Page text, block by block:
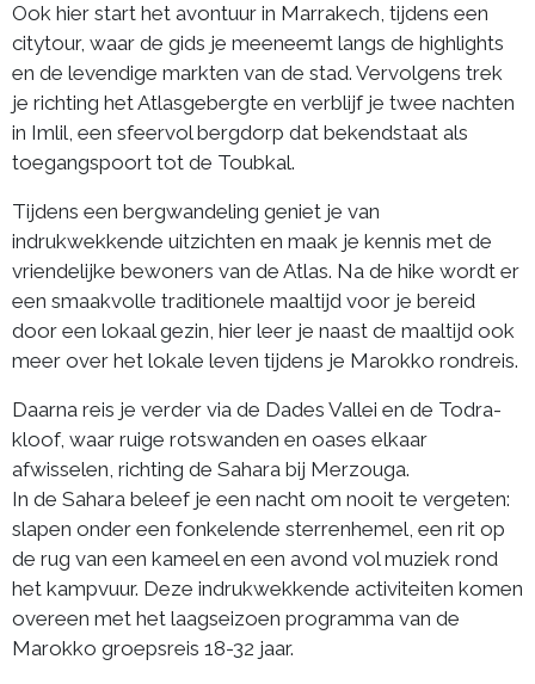
Ook hier start het avontuur in Marrakech, tijdens een
citytour, waar de gids je meeneemt langs de highlights
en de levendige markten van de stad. Vervolgens trek
je richting het Atlasgebergte en verblijf je twee nachten
in Imlil, een sfeervol bergdorp dat bekendstaat als
toegangspoort tot de Toubkal.
Tijdens een bergwandeling geniet je van
indrukwekkende uitzichten en maak je kennis met de
vriendelijke bewoners van de Atlas. Na de hike wordt er
een smaakvolle traditionele maaltijd voor je bereid
door een lokaal gezin, hier leer je naast de maaltijd ook
meer over het lokale leven tijdens je Marokko rondreis.
Daarna reis je verder via de Dades Vallei en de Todra-
kloof, waar ruige rotswanden en oases elkaar
afwisselen, richting de Sahara bij Merzouga.
In de Sahara beleef je een nacht om nooit te vergeten:
slapen onder een fonkelende sterrenhemel, een rit op
de rug van een kameel en een avond vol muziek rond
het kampvuur. Deze indrukwekkende activiteiten komen
overeen met het laagseizoen programma van de
Marokko groepsreis 18-32 jaar.